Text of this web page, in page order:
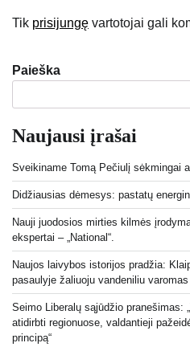
Tik prisijungę vartotojai gali
Paieška
Naujausi įrašai
Sveikiname Tomą Pečiulį sėkmingai
Didžiausias dėmesys: pastatų
Nauji juodosios mirties kilmės
ekspertai – „National“.
Naujos laivybos istorijos pradžia:
pasaulyje žaliuoju vandeniliu varomas
Seimo Liberalų sąjūdžio pranešimas:
atidirbti regionuose, valdantieji
principą“